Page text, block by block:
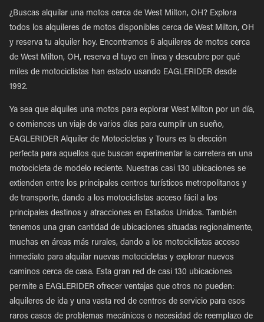
¿Buscas alquilar una motos cerca de West Milton, OH? Explora
todos los alquileres de motos disponibles cerca de West Milton, OH
y reserva tu alquiler hoy. Encontramos 6 alquileres de motos cerca
de West Milton, OH, reserva el tuyo en línea y descubre por qué
miles de motociclistas han estado usando EAGLERIDER desde
1992.
Ya sea que alquiles una motos para explorar West Milton por un día,
o comiences un viaje de varios días para cumplir un sueño,
EAGLERIDER Alquiler de Motocicletas y Tours es la elección
perfecta para aquellos que buscan experimentar la carretera en una
motocicleta de modelo reciente. Nuestras casi 130 ubicaciones se
extienden entre los principales centros turísticos metropolitanos y
de transporte, dando a los motociclistas acceso fácil a los
principales destinos y atracciones en Estados Unidos. También
tenemos una gran cantidad de ubicaciones situadas regionalmente,
muchas en áreas más rurales, dando a los motociclistas acceso
inmediato para alquilar nuevas motocicletas y explorar nuevos
caminos cerca de casa. Esta gran red de casi 130 ubicaciones
permite a EAGLERIDER ofrecer ventajas que otros no pueden:
alquileres de ida y una vasta red de centros de servicio para esos
raros casos de problemas mecánicos o necesidad de reemplazo de